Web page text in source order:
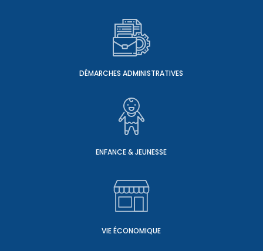
DÉMARCHES ADMINISTRATIVES
ENFANCE & JEUNESSE
VIE ÉCONOMIQUE